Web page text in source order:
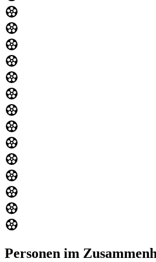
Personen im